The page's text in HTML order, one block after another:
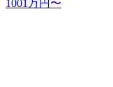
1001万円〜